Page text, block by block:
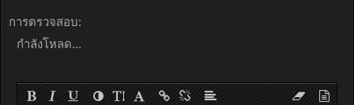
การตรวจสอบ:
กำลังโหลด...